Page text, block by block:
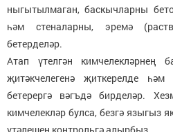
ныгытылмаган, баскычларны
һәм стеналарны, эремә
бетерделәр.
Атап үтелгән
җитәкчелегенә җиткерелде
бетерергә вәгъдә бирделәр.
кимчелекләр булса, безгә языгыз